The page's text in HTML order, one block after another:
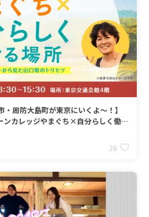
・周防大島町が東京にいくよ～！】
カレッジやまぐち×自分らしく働け
26